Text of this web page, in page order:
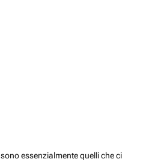
essenzialmente quelli che ci